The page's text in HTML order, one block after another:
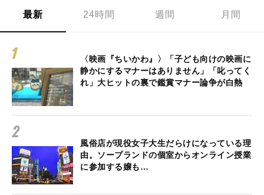
最新 24時間 週間 月間
〈映画『ちいかわ』〉「子ども向けの映画に
静かにするマナーはありません」「叱ってく
れ」大ヒットの裏で鑑賞マナー論争が白熱
風俗店が現役女子大生だらけになっている理
由。ソープランドの個室からオンライン授業
に参加する嬢も…